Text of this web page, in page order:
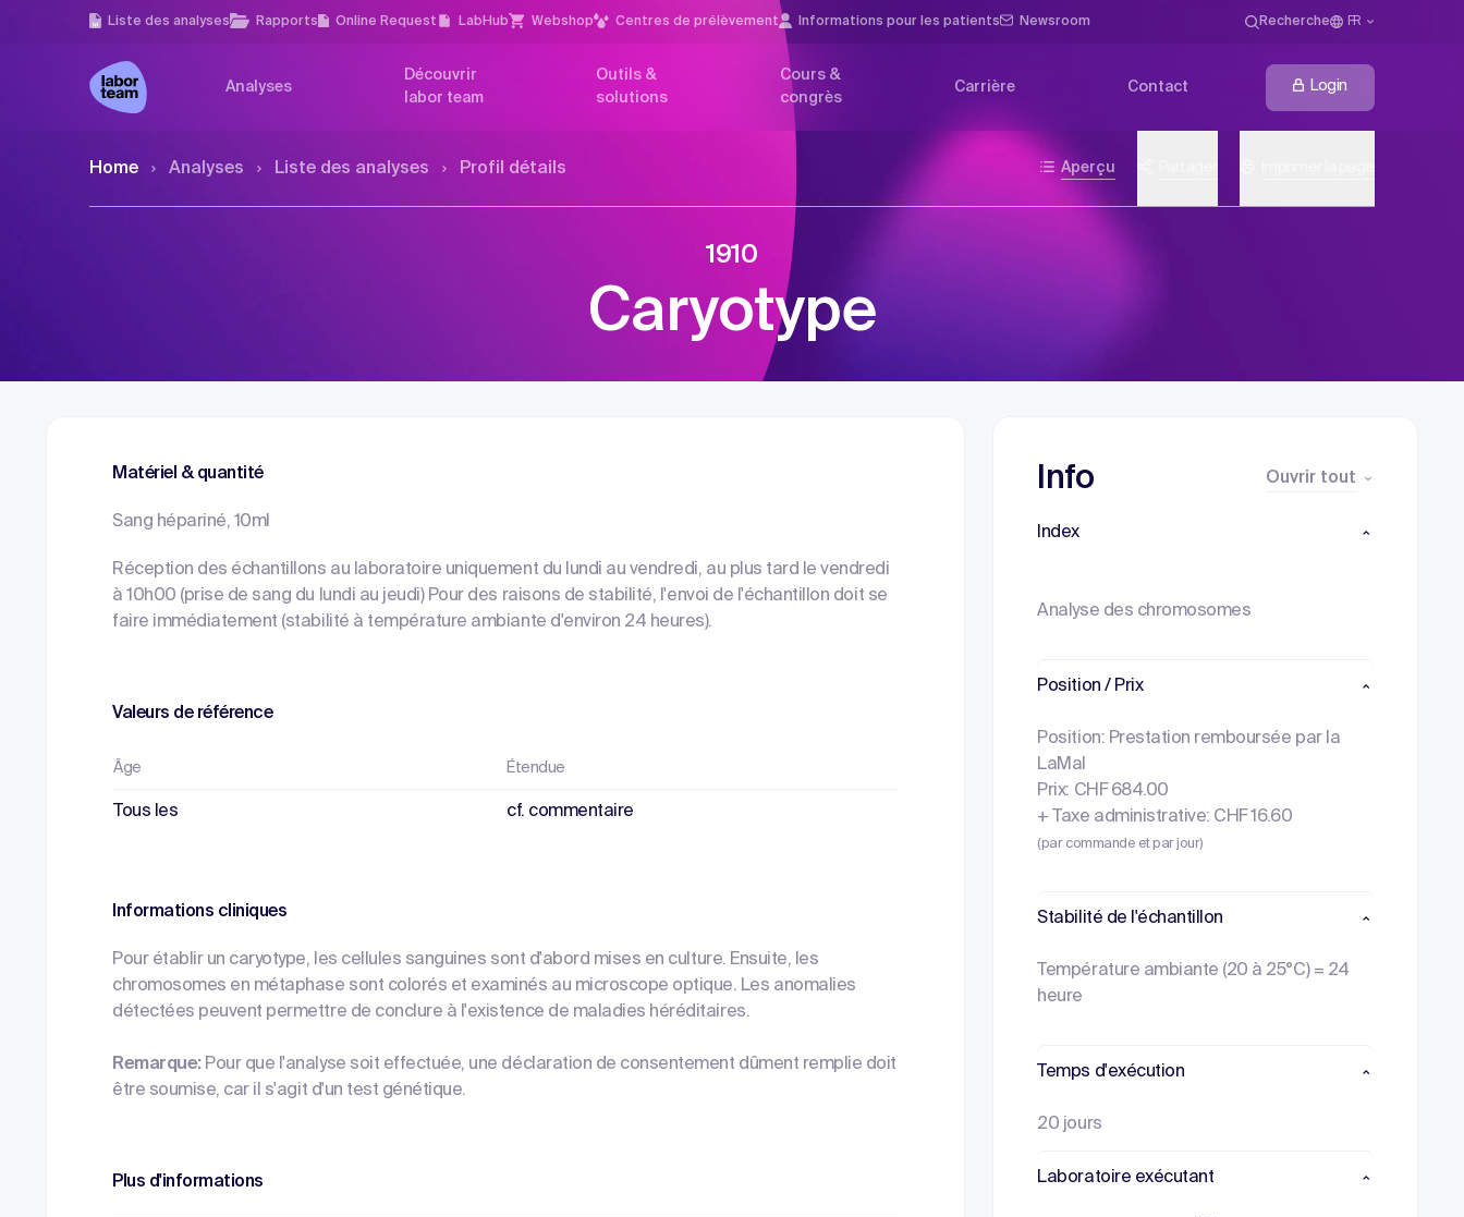
Liste des analyses Rapports Online Request LabHub Webshop Centres de prélèvement Infor­mations pour les patients Newsroom Recherche FR
Analyses
Découvrir
labor team
Outils &
solutions
Cours &
congrès
Carrière Contact Login
Home Analyses Liste des analyses Profil détails Aperçu
1910
Caryotype
Matériel & quantité
Sang hépariné, 10ml
Réception des échantillons au laboratoire uniquement du lundi au vendredi, au plus tard le vendredi
à 10h00 (prise de sang du lundi au jeudi) Pour des raisons de stabilité, l'envoi de l'échantillon doit se
faire immédiatement (stabilité à température ambiante d'environ 24 heures).
Valeurs de référence
Âge Étendue
Tous les cf. commentaire
Informations cliniques
Pour établir un caryotype, les cellules sanguines sont d'abord mises en culture. Ensuite, les
chromosomes en métaphase sont colorés et examinés au microscope optique. Les anomalies
détectées peuvent permettre de conclure à l'existence de maladies héréditaires.
Remarque:Pour que l'analyse soit effectuée, une déclaration de consentement dûment remplie doit
être soumise, car il s'agit d'un test génétique.
Plus d'informations
Info Ouvrir tout
Index
Analyse des chromosomes
Position / Prix
Position: Prestation remboursée par la
LaMal
Prix: CHF 684.00
+ Taxe administrative: CHF 16.60
(par commande et par jour)
Stabilité de l'échantillon
Température ambiante (20 à 25°C) = 24
heure
Temps d'exécution
20 jours
Laboratoire exécutant